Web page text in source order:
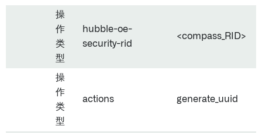
操
作
类
型
hubble-oe-
security-rid
<compass_RID>
操
作
类
型
actions generate_uuid